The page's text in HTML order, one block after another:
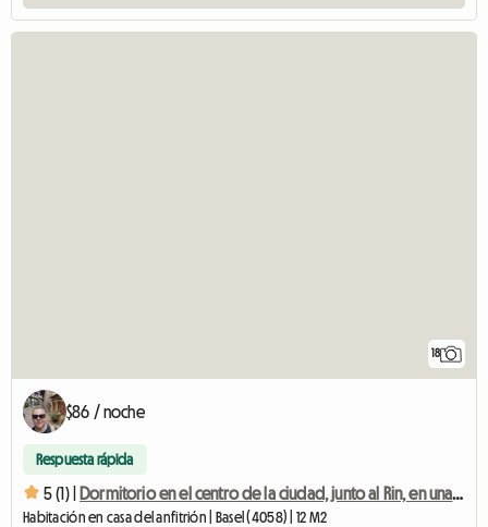
18
$86 / noche
Respuesta rápida
5 (1) | Dormitorio en el centro de la ciudad, junto al Rin, en una ubicación privilegiada
Habitación en casa del anfitrión | Basel (4058) | 12 M2